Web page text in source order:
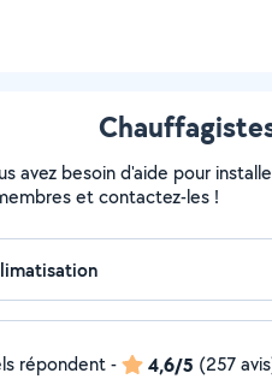
avez besoin d'aide pour
et contactez-les !
répondent- 4,6/5 (257